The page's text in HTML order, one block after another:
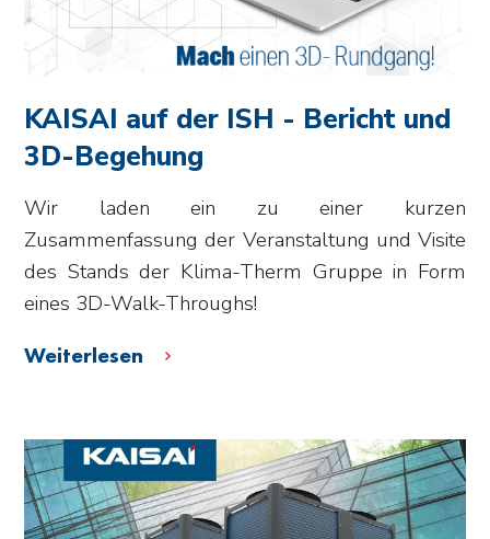
KAISAI auf der ISH - Bericht und
3D-Begehung
Wir laden ein zu einer kurzen
Zusammenfassung der Veranstaltung und Visite
des Stands der Klima-Therm Gruppe in Form
eines 3D-Walk-Throughs!
Weiterlesen